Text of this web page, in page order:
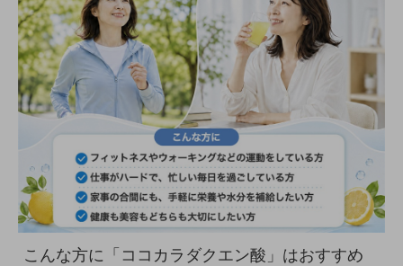
こんな方に「ココカラダクエン酸」はおすすめ